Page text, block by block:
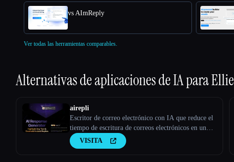
vs AImReply
Ver todas las herramientas comparables.
Alternativas de aplicaciones de IA paraEllie
airepli
Escritor de correo electrónico con IA que reduce el
tiempo de escritura de correos electrónicos en un
50%, resalta el correo electrónico y genera
respuestas instantáneas ricas en contexto,
VISITA